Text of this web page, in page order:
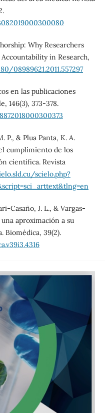
Why Researchers
in Research,
08989621.2011.557297
en las publicaciones
146(3), 373-378.
P., & Plua Panta, K. A.
cumplimiento de los
científica. Revista
scielo.php?
Casaño, J. L., & Vargas-
aproximación a su
Biomédica, 39(2).